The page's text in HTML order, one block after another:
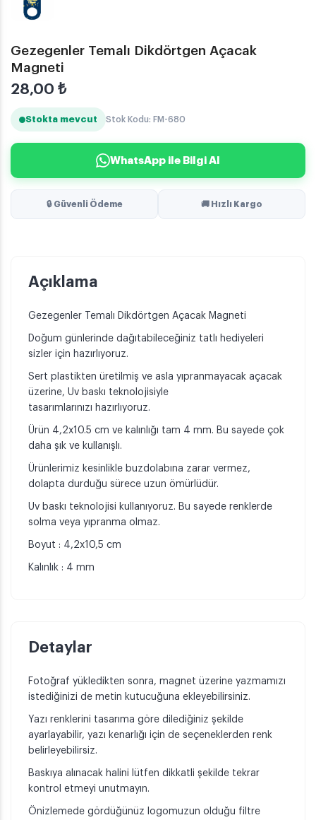
Gezegenler Temalı Dikdörtgen Açacak
Magneti
28,00 ₺
Stokta mevcut Stok Kodu: FM-680
WhatsApp ile Bilgi Al
🔒 Güvenli Ödeme 🚚 Hızlı Kargo
Açıklama
Gezegenler Temalı Dikdörtgen Açacak Magneti
Doğum günlerinde dağıtabileceğiniz tatlı hediyeleri
sizler için hazırlıyoruz.
Sert plastikten üretilmiş ve asla yıpranmayacak açacak
üzerine, Uv baskı teknolojisiyle
tasarımlarınızı hazırlıyoruz.
Ürün 4,2x10.5 cm ve kalınlığı tam 4 mm. Bu sayede çok
daha şık ve kullanışlı.
Ürünlerimiz kesinlikle buzdolabına zarar vermez,
dolapta durduğu sürece uzun ömürlüdür.
Uv baskı teknolojisi kullanıyoruz. Bu sayede renklerde
solma veya yıpranma olmaz.
Boyut : 4,2x10,5 cm
Kalınlık : 4 mm
Detaylar
Fotoğraf yükledikten sonra, magnet üzerine yazmamızı
istediğinizi de metin kutucuğuna ekleyebilirsiniz.
Yazı renklerini tasarıma göre dilediğiniz şekilde
ayarlayabilir, yazı kenarlığı için de seçeneklerden renk
belirleyebilirsiz.
Baskıya alınacak halini lütfen dikkatli şekilde tekrar
kontrol etmeyi unutmayın.
Önizlemede gördüğünüz logomuzun olduğu filtre